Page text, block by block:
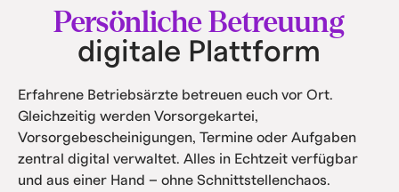
und Service.
Persönliche Betreuung
digitale Plattform
Erfahrene Betriebsärzte betreuen euch vor Ort.
Gleichzeitig werden Vorsorgekartei,
Vorsorgebescheinigungen, Termine oder Aufgaben
zentral digital verwaltet. Alles in Echtzeit verfügbar
und aus einer Hand – ohne Schnittstellenchaos.